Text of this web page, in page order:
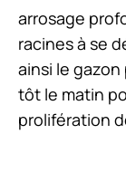
arrosage
racines à se
ainsi le
tôt le matin
prolifération